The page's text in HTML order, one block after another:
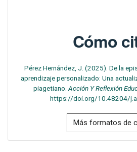
Cómo
Pérez Hernández, J. (2025). De la
aprendizaje personalizado: Una
piagetiano.Acción Y Reflexión
https://doi.org/10.48204/
Más formatos de